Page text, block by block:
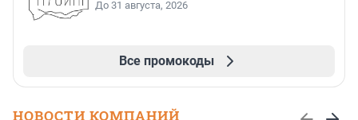
До 31 августа, 2026
Все промокоды
НОВОСТИ КОМПАНИЙ